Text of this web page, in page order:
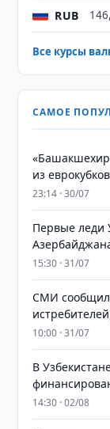
RUB
Все курсы
САМОЕ
из еврокубков
23:14 · 30/07
Первые леди
15:30 · 31/07
СМИ
истребителей
10:00 · 31/07
В
14:30 · 02/08